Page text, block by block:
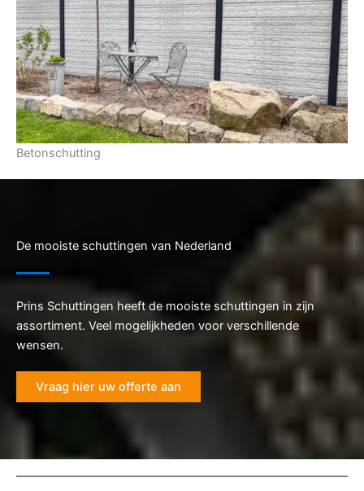
Betonschutting
De mooiste schuttingen van Nederland
Prins Schuttingen heeft de mooiste schuttingen in zijn
assortiment. Veel mogelijkheden voor verschillende
wensen.
Vraag hier uw offerte aan